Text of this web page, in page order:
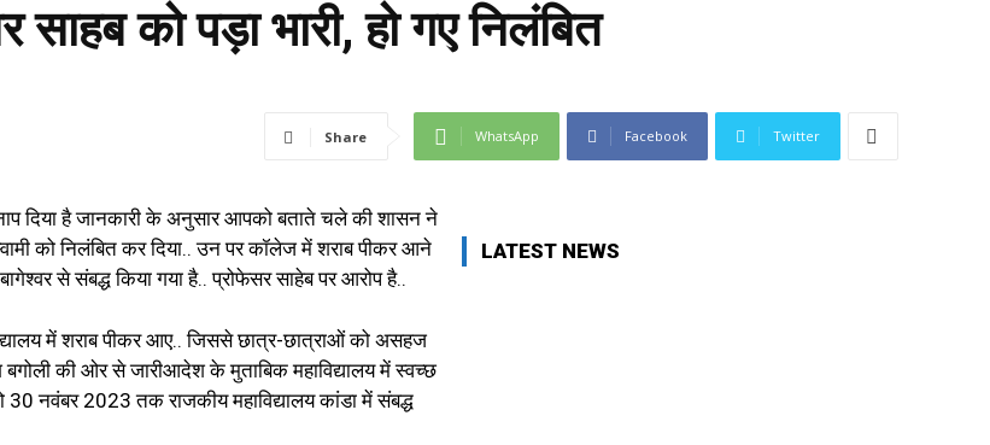
को पड़ा भारी, हो गए निलंबित
Share WhatsApp Facebook Twitter
दिया है जानकारी के अनुसार आपको बताते चले की शासन ने
को निलंबित कर दिया.. उन पर कॉलेज में शराब पीकर आने
से संबद्ध किया गया है.. प्रोफेसर साहेब पर आरोप है..
में शराब पीकर आए.. जिससे छात्र-छात्राओं को असहज
की ओर से जारीआदेश के मुताबिक महाविद्यालय में स्वच्छ
नवंबर 2023 तक राजकीय महाविद्यालय कांडा में संबद्ध
LATEST NEWS